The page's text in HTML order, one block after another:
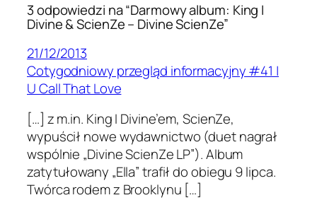
3 odpowiedzi na “Darmowy album: King I
Divine & ScienZe – Divine ScienZe”
21/12/2013
Cotygodniowy przegląd informacyjny #41 |
U Call That Love
[…] z m.in. King I Divine’em, ScienZe,
wypuścił nowe wydawnictwo (duet nagrał
wspólnie „Divine ScienZe LP”). Album
zatytułowany „Ella” trafił do obiegu 9 lipca.
Twórca rodem z Brooklynu […]